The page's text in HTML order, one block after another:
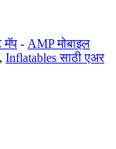
मॅप - AMP मोबाइल
, Inflatables साठी एअर